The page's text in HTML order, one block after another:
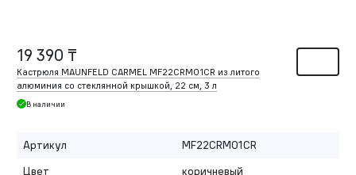
19 390 ₸
Кастрюля MAUNFELD CARMEL MF22CRM01CR из литого
алюминия со стеклянной крышкой, 22 см, 3 л
В наличии
Артикул
MF22CRM01CR
Цвет
коричневый